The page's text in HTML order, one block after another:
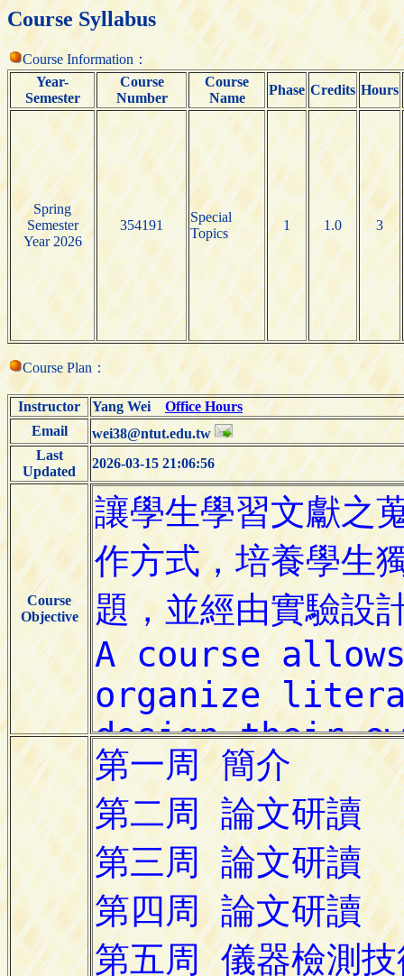
Course Syllabus
Course Information：
Year-
Semester
Course
Number
Course
Name
Phase Credits Hours
Spring
Semester
Year 2026
354191
Special
Topics
1 1.0 3
Course Plan：
Instructor Yang Wei Office Hours
Email
wei38@ntut.edu.tw
Last
Updated
2026-03-15 21:06:56
Course
Objective